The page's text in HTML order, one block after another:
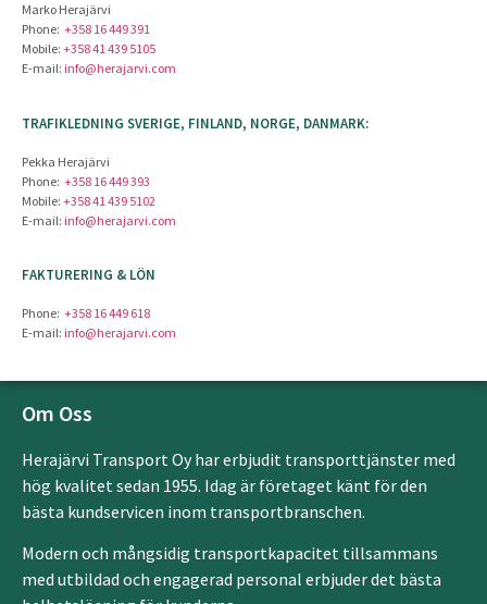
Marko Herajärvi
Phone: +358 16 449 391
Mobile: +358 41 439 5105
E-mail: info@herajarvi.com
TRAFIKLEDNING SVERIGE, FINLAND, NORGE, DANMARK:
Pekka Herajärvi
Phone: +358 16 449 393
Mobile: +358 41 439 5102
E-mail: info@herajarvi.com
FAKTURERING & LÖN
Phone: +358 16 449 618
E-mail: info@herajarvi.com
Om Oss
Herajärvi Transport Oy har erbjudit transporttjänster med
hög kvalitet sedan 1955. Idag är företaget känt för den
bästa kundservicen inom transportbranschen.
Modern och mångsidig transportkapacitet tillsammans
med utbildad och engagerad personal erbjuder det bästa